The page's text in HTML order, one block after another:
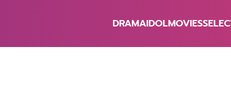
DRAMAIDOLMOVIES